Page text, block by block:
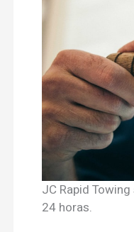
JC Rapid
24 horas.